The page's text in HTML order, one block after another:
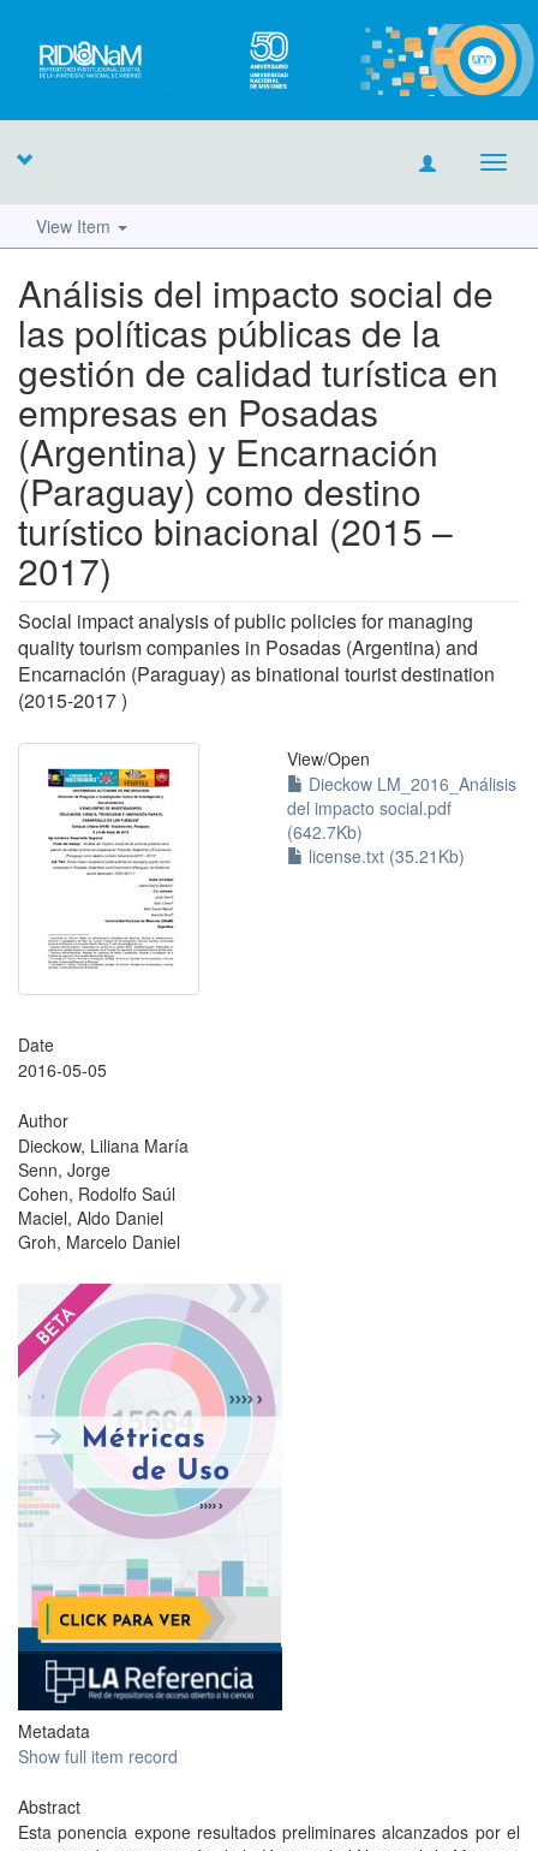
View Item
Análisis del impacto social de
las políticas públicas de la
gestión de calidad turística en
empresas en Posadas
(Argentina) y Encarnación
(Paraguay) como destino
turístico binacional (2015 –
2017)
Social impact analysis of public policies for managing
quality tourism companies in Posadas (Argentina) and
Encarnación (Paraguay) as binational tourist destination
(2015-2017 )
View/Open
Dieckow LM_2016_Análisis
del impacto social.pdf
(642.7Kb)
license.txt (35.21Kb)
Date
2016-05-05
Author
Dieckow, Liliana María
Senn, Jorge
Cohen, Rodolfo Saúl
Maciel, Aldo Daniel
Groh, Marcelo Daniel
?
Metadata
Show full item record
Abstract
Esta ponencia expone resultados preliminares alcanzados por el